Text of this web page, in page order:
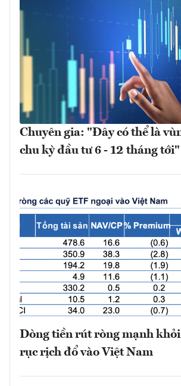
Chuyên gia: "Đây có thể là
chu kỳ đầu tư 6 - 12 tháng tới"
Dòng tiền rút ròng mạnh
rục rịch đổ vào Việt Nam